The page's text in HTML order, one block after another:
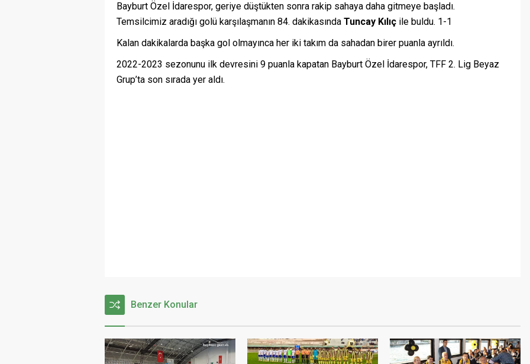
Bayburt Özel İdarespor, geriye düştükten sonra rakip sahaya daha gitmeye başladı.
Temsilcimiz aradığı golü karşılaşmanın 84. dakikasında Tuncay Kılıç ile buldu. 1-1
Kalan dakikalarda başka gol olmayınca her iki takım da sahadan birer puanla ayrıldı.
2022-2023 sezonunu ilk devresini 9 puanla kapatan Bayburt Özel İdarespor, TFF 2. Lig Beyaz
Grup’ta son sırada yer aldı.
Benzer Konular